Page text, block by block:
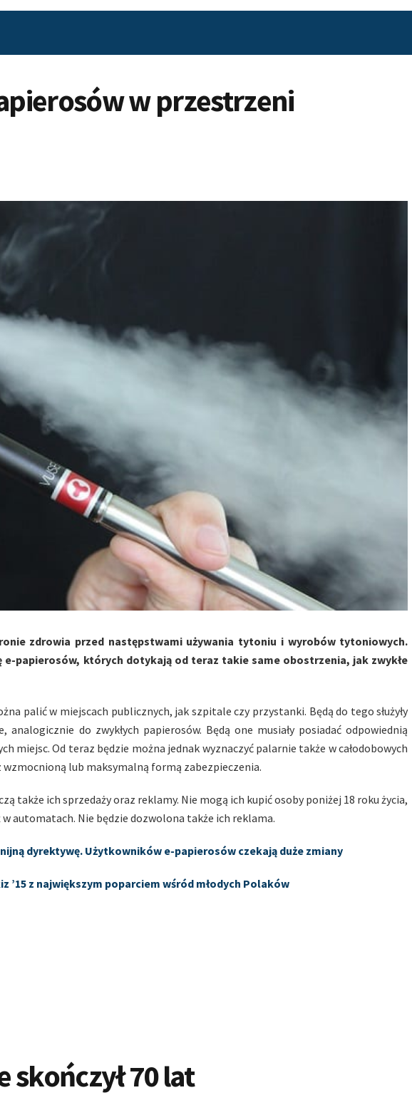
w przestrzeni
zdrowia przed następstwami używania tytoniu i wyrobów tytoniowych.
papierosów, których dotykają od teraz takie same obostrzenia, jak zwykłe
palić w miejscach publicznych, jak szpitale czy przystanki. Będą do tego służyły
do zwykłych papierosów. Będą one musiały posiadać odpowiednią
miejsc. Od teraz będzie można jednak wyznaczyć palarnie także w całodobowych
lub maksymalną formą zabezpieczenia.
także ich sprzedaży oraz reklamy. Nie mogą ich kupić osoby poniżej 18 roku życia,
automatach. Nie będzie dozwolona także ich reklama.
dyrektywę. Użytkowników e-papierosów czekają duże zmiany
’15 z największym poparciem wśród młodych Polaków
skończył 70 lat